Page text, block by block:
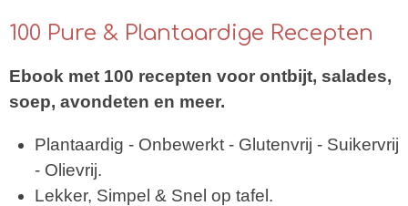
100 Pure & Plantaardige Recepten
Ebook met 100 recepten voor ontbijt, salades,
soep, avondeten en meer.
Plantaardig - Onbewerkt - Glutenvrij - Suikervrij
- Olievrij.
Lekker, Simpel & Snel op tafel.